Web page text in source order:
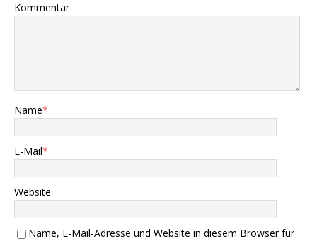
Kommentar
Name*
E-Mail*
Website
Name, E-Mail-Adresse und Website in diesem Browser für